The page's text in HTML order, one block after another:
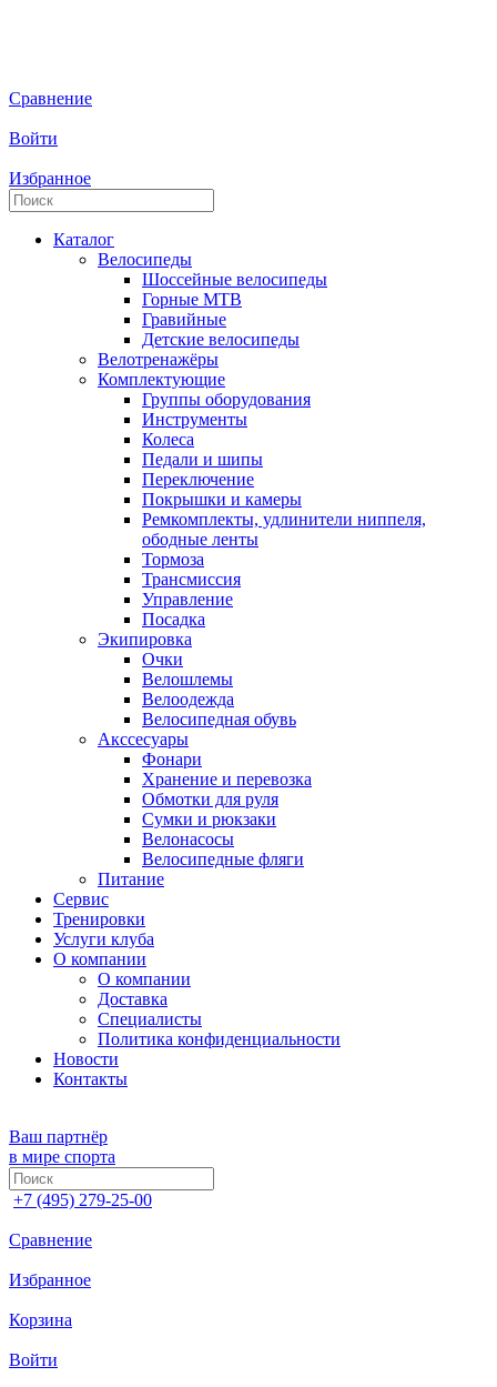
Сравнение
Войти
Избранное
Каталог
Велосипеды
Шоссейные велосипеды
Горные МTB
Гравийные
Детские велосипеды
Велотренажёры
Комплектующие
Группы оборудования
Инструменты
Колеса
Педали и шипы
Переключение
Покрышки и камеры
Ремкомплекты, удлинители ниппеля,
ободные ленты
Тормоза
Трансмиссия
Управление
Посадка
Экипировка
Очки
Велошлемы
Велоодежда
Велосипедная обувь
Акссесуары
Фонари
Хранение и перевозка
Обмотки для руля
Сумки и рюкзаки
Велонасосы
Велосипедные фляги
Питание
Сервис
Тренировки
Услуги клуба
О компании
О компании
Доставка
Специалисты
Политика конфиденциальности
Новости
Контакты
Ваш партнёр
в мире спорта
+7 (495) 279-25-00
Сравнение
Избранное
Корзина
Войти